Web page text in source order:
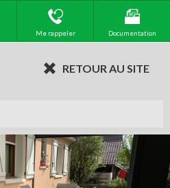
Me rappeler Documentation
RETOUR AU SITE